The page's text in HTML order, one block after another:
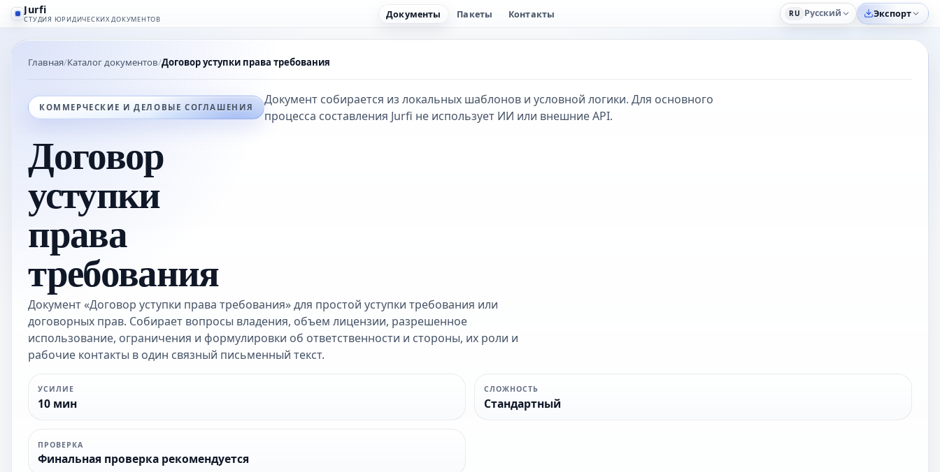
Jurfi
СТУДИЯ ЮРИДИЧЕСКИХ ДОКУМЕНТОВ Документы Пакеты Контакты RU Русский Экспорт
Главная Каталог документов Договор уступки права требования
КОММЕРЧЕСКИЕ И ДЕЛОВЫЕ СОГЛАШЕНИЯ
Документ собирается из локальных шаблонов и условной логики. Для основного
процесса составления Jurfi не использует ИИ или внешние API.
Договор
уступки
права
требования
Документ «Договор уступки права требования» для простой уступки требования или
договорных прав. Собирает вопросы владения, объем лицензии, разрешенное
использование, ограничения и формулировки об ответственности и стороны, их роли и
рабочие контакты в один связный письменный текст.
УСИЛИЕ
10 мин
СЛОЖНОСТЬ
Стандартный
ПРОВЕРКА
Финальная проверка рекомендуется